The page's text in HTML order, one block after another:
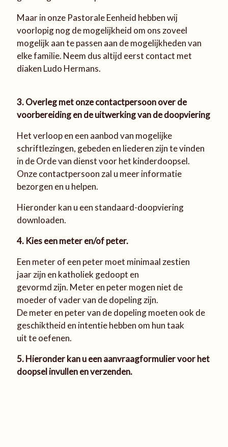
Maar in onze Pastorale Eenheid hebben wij
voorlopig nog de mogelijkheid om ons zoveel
mogelijk aan te passen aan de mogelijkheden van
elke familie. Neem dus altijd eerst contact met
diaken Ludo Hermans.
3. Overleg met onze contactpersoon over de
voorbereiding en de uitwerking van de doopviering
Het verloop en een aanbod van mogelijke
schriftlezingen, gebeden en liederen zijn te vinden
in de Orde van dienst voor het kinderdoopsel.
Onze contactpersoon zal u meer informatie
bezorgen en u helpen.
Hieronder kan u een standaard-doopviering
downloaden.
4. Kies een meter en/of peter.
Een meter of een peter moet minimaal zestien
jaar zijn en katholiek gedoopt en
gevormd zijn. Meter en peter mogen niet de
moeder of vader van de dopeling zijn.
De meter en peter van de dopeling moeten ook de
geschiktheid en intentie hebben om hun taak
uit te oefenen.
5. Hieronder kan u een aanvraagformulier voor het
doopsel invullen en verzenden.